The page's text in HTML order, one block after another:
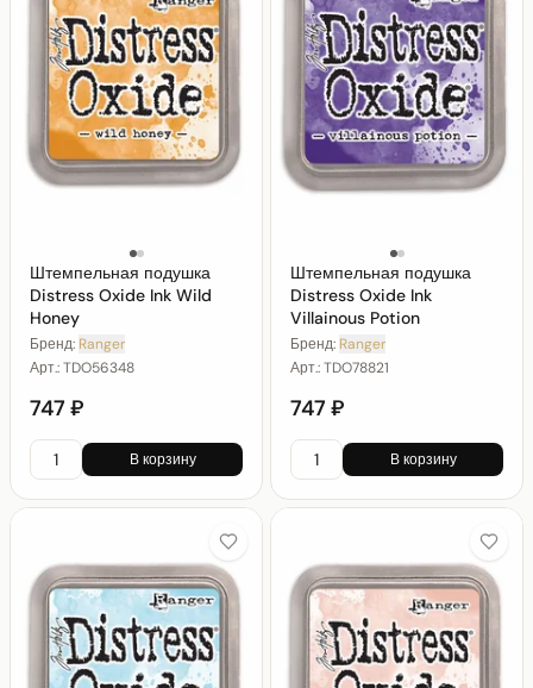
Штемпельная подушка
Distress Oxide Ink Wild
Honey
Бренд: Ranger
Арт.:TDO56348
747 ₽
В корзину
Штемпельная подушка
Distress Oxide Ink
Villainous Potion
Бренд: Ranger
Арт.:TDO78821
747 ₽
В корзину